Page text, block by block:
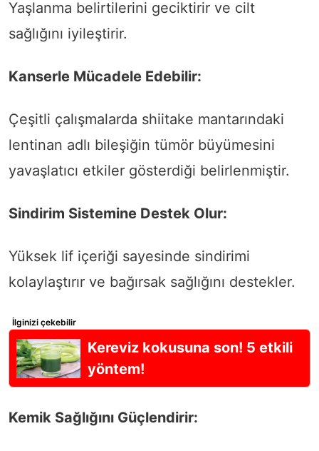
Yaşlanma belirtilerini geciktirir ve cilt
sağlığını iyileştirir.
Kanserle Mücadele Edebilir:
Çeşitli çalışmalarda shiitake mantarındaki
lentinan adlı bileşiğin tümör büyümesini
yavaşlatıcı etkiler gösterdiği belirlenmiştir.
Sindirim Sistemine Destek Olur:
Yüksek lif içeriği sayesinde sindirimi
kolaylaştırır ve bağırsak sağlığını destekler.
İlginizi çekebilir
Kereviz kokusuna son! 5 etkili
yöntem!
Kemik Sağlığını Güçlendirir: